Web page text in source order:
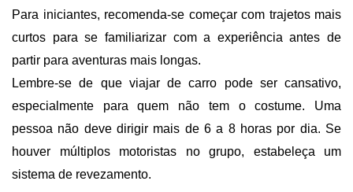
Para iniciantes, recomenda-se começar com trajetos mais
curtos para se familiarizar com a experiência antes de
partir para aventuras mais longas.
Lembre-se de que viajar de carro pode ser cansativo,
especialmente para quem não tem o costume. Uma
pessoa não deve dirigir mais de 6 a 8 horas por dia. Se
houver múltiplos motoristas no grupo, estabeleça um
sistema de revezamento.